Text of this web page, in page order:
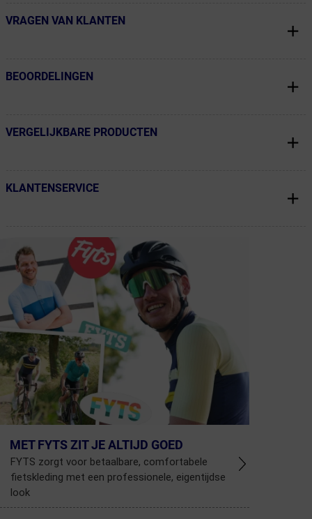
← Terug naar productnavigatie
VRAGEN VAN KLANTEN
← Terug naar productnavigatie
BEOORDELINGEN
← Terug naar productnavigatie
VERGELIJKBARE PRODUCTEN
← Terug naar productnavigatie
KLANTENSERVICE
MET FYTS ZIT JE ALTIJD GOED
FYTS zorgt voor betaalbare, comfortabele
fietskleding met een professionele, eigentijdse
look